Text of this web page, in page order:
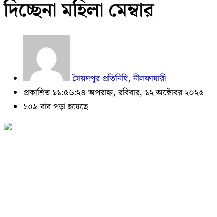
দিচ্ছেনা মহিলা মেম্বার
সৈয়দপুর প্রতিনিধি, নীলফামারী
প্রকাশিত ১১:৫৬:২৪ অপরাহ্ন, রবিবার, ১২ অক্টোবর ২০২৫
১০৯ বার পড়া হয়েছে